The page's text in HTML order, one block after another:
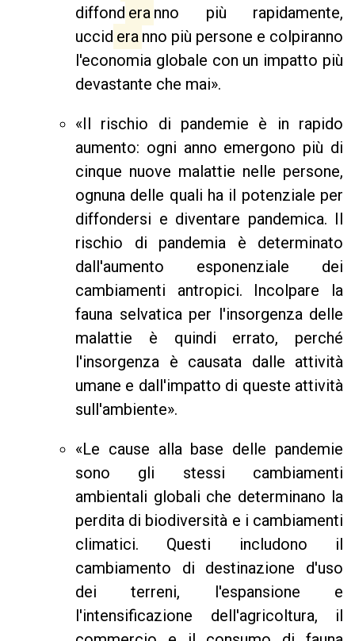
diffond era nno più rapidamente,
uccid era nno più persone e colpiranno
l'economia globale con un impatto più
devastante che mai».
«Il rischio di pandemie è in rapido
aumento: ogni anno emergono più di
cinque nuove malattie nelle persone,
ognuna delle quali ha il potenziale per
diffondersi e diventare pandemica. Il
rischio di pandemia è determinato
dall'aumento esponenziale dei
cambiamenti antropici. Incolpare la
fauna selvatica per l'insorgenza delle
malattie è quindi errato, perché
l'insorgenza è causata dalle attività
umane e dall'impatto di queste attività
sull'ambiente».
«Le cause alla base delle pandemie
sono gli stessi cambiamenti
ambientali globali che determinano la
perdita di biodiversità e i cambiamenti
climatici. Questi includono il
cambiamento di destinazione d'uso
dei terreni, l'espansione e
l'intensificazione dell'agricoltura, il